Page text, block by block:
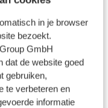
in je browser
bezoekt.
GmbH
dat de website goed
gebruiken,
te verbeteren en
informatie